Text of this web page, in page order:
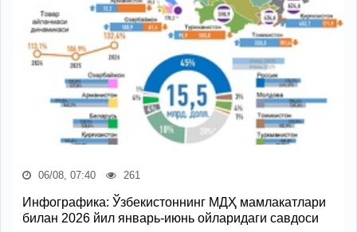
06/08, 07:40 261
Инфографика: Ўзбекистоннинг МДҲ мамлакатлари
билан 2026 йил январь-июнь ойларидаги савдоси